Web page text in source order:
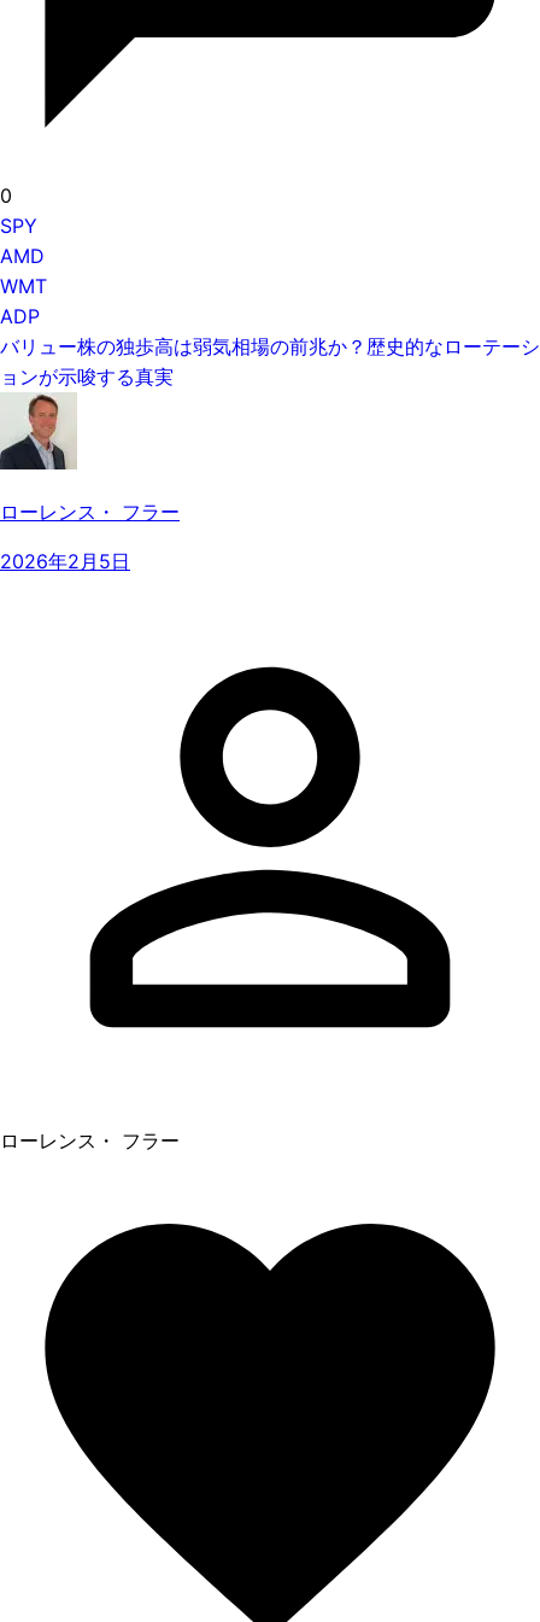
0
SPY
AMD
WMT
ADP
バリュー株の独歩高は弱気相場の前兆か？歴史的なローテーシ
ョンが示唆する真実
ローレンス・ フラー
2026年2月5日
ローレンス・ フラー